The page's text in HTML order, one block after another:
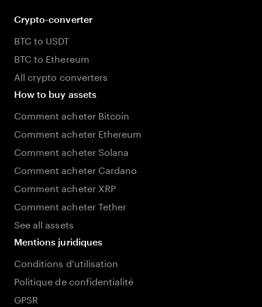
Crypto-converter
BTC to USDT
BTC to Ethereum
All crypto converters
How to buy assets
Comment acheter Bitcoin
Comment acheter Ethereum
Comment acheter Solana
Comment acheter Cardano
Comment acheter XRP
Comment acheter Tether
See all assets
Mentions juridiques
Conditions d'utilisation
Politique de confidentialité
GPSR